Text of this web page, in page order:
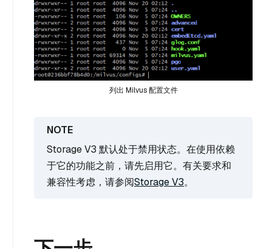
列出 Milvus 配置文件
Storage V3 默认处于禁用状态。在使用依赖
于它的功能之前，请先启用它。有关要求和
兼容性考虑，请参阅Storage V3。